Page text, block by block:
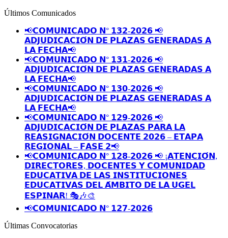
Últimos Comunicados
📢𝗖𝗢𝗠𝗨𝗡𝗜𝗖𝗔𝗗𝗢 𝗡° 𝟭𝟯𝟮-𝟮𝟬𝟮𝟲 📢
𝗔𝗗𝗝𝗨𝗗𝗜𝗖𝗔𝗖𝗜𝗢́𝗡 𝗗𝗘 𝗣𝗟𝗔𝗭𝗔𝗦 𝗚𝗘𝗡𝗘𝗥𝗔𝗗𝗔𝗦 𝗔
𝗟𝗔 𝗙𝗘𝗖𝗛𝗔📢
📢𝗖𝗢𝗠𝗨𝗡𝗜𝗖𝗔𝗗𝗢 𝗡° 𝟭𝟯𝟭-𝟮𝟬𝟮𝟲 📢
𝗔𝗗𝗝𝗨𝗗𝗜𝗖𝗔𝗖𝗜𝗢́𝗡 𝗗𝗘 𝗣𝗟𝗔𝗭𝗔𝗦 𝗚𝗘𝗡𝗘𝗥𝗔𝗗𝗔𝗦 𝗔
𝗟𝗔 𝗙𝗘𝗖𝗛𝗔📢
📢𝗖𝗢𝗠𝗨𝗡𝗜𝗖𝗔𝗗𝗢 𝗡° 𝟭𝟯𝟬-𝟮𝟬𝟮𝟲 📢
𝗔𝗗𝗝𝗨𝗗𝗜𝗖𝗔𝗖𝗜𝗢́𝗡 𝗗𝗘 𝗣𝗟𝗔𝗭𝗔𝗦 𝗚𝗘𝗡𝗘𝗥𝗔𝗗𝗔𝗦 𝗔
𝗟𝗔 𝗙𝗘𝗖𝗛𝗔📢
📢𝗖𝗢𝗠𝗨𝗡𝗜𝗖𝗔𝗗𝗢 𝗡° 𝟭𝟮𝟵-𝟮𝟬𝟮𝟲 📢
𝗔𝗗𝗝𝗨𝗗𝗜𝗖𝗔𝗖𝗜𝗢́𝗡 𝗗𝗘 𝗣𝗟𝗔𝗭𝗔𝗦 𝗣𝗔𝗥𝗔 𝗟𝗔
𝗥𝗘𝗔𝗦𝗜𝗚𝗡𝗔𝗖𝗜𝗢́𝗡 𝗗𝗢𝗖𝗘𝗡𝗧𝗘 𝟮𝟬𝟮𝟲 – 𝗘𝗧𝗔𝗣𝗔
𝗥𝗘𝗚𝗜𝗢𝗡𝗔𝗟 – 𝗙𝗔𝗦𝗘 𝟮📢
📢𝗖𝗢𝗠𝗨𝗡𝗜𝗖𝗔𝗗𝗢 𝗡° 𝟭𝟮𝟴-𝟮𝟬𝟮𝟲 📢 ¡𝗔𝗧𝗘𝗡𝗖𝗜𝗢́𝗡,
𝗗𝗜𝗥𝗘𝗖𝗧𝗢𝗥𝗘𝗦, 𝗗𝗢𝗖𝗘𝗡𝗧𝗘𝗦 𝗬 𝗖𝗢𝗠𝗨𝗡𝗜𝗗𝗔𝗗
𝗘𝗗𝗨𝗖𝗔𝗧𝗜𝗩𝗔 𝗗𝗘 𝗟𝗔𝗦 𝗜𝗡𝗦𝗧𝗜𝗧𝗨𝗖𝗜𝗢𝗡𝗘𝗦
𝗘𝗗𝗨𝗖𝗔𝗧𝗜𝗩𝗔𝗦 𝗗𝗘𝗟 𝗔́𝗠𝗕𝗜𝗧𝗢 𝗗𝗘 𝗟𝗔 𝗨𝗚𝗘𝗟
𝗘𝗦𝗣𝗜𝗡𝗔𝗥! 🎭🎶🎨
📢𝗖𝗢𝗠𝗨𝗡𝗜𝗖𝗔𝗗𝗢 𝗡° 𝟭𝟮𝟳-𝟮𝟬𝟮𝟲
Últimas Convocatorias